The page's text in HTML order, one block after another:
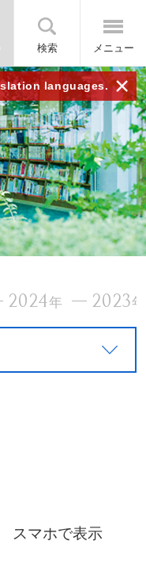
検索 メニュー
languages. ×
2024年 2023年
スマホで表示